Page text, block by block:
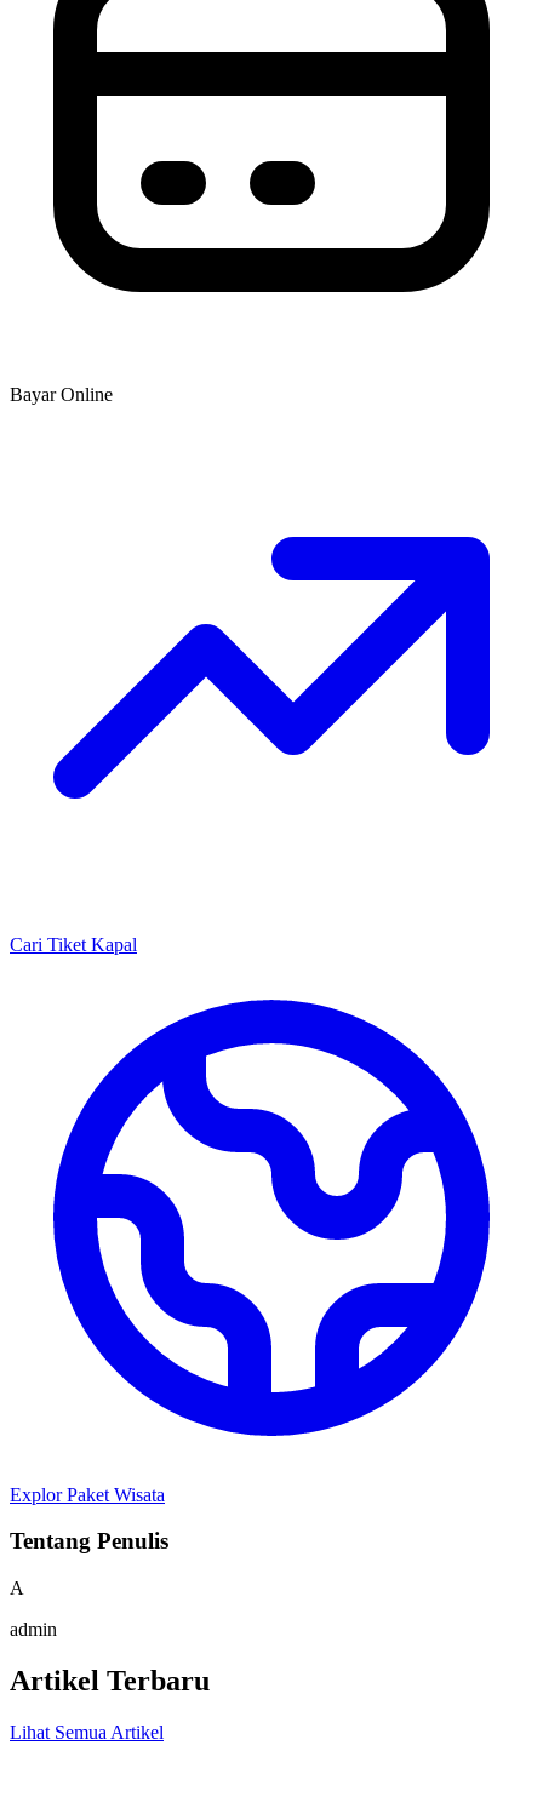
Bayar Online
Cari Tiket Kapal
Explor Paket Wisata
Tentang Penulis
A
admin
Artikel Terbaru
Lihat Semua Artikel